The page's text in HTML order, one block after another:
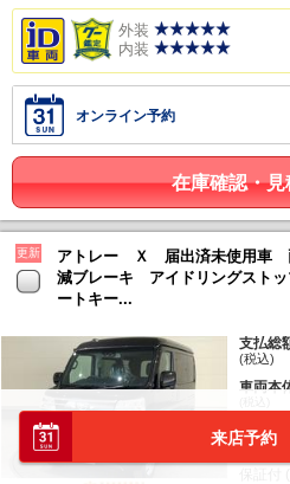
来店予約
外装
内装
オンライン予約
在庫確認・見
更新
アトレー Ｘ 届出済未使用車
減ブレーキ アイドリングスト
ートキー...
支払総
(税込)
車両本
159.9